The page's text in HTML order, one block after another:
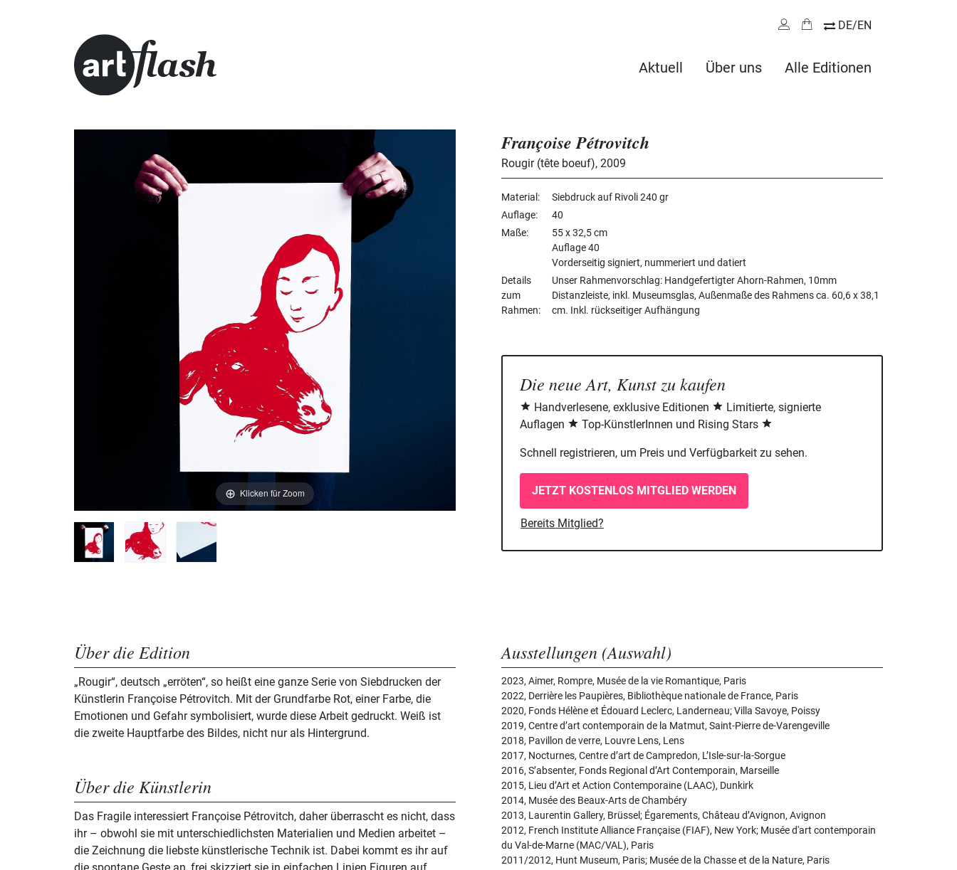
DE/EN
Aktuell Über uns Alle Editionen
Klicken für Zoom
Françoise Pétrovitch
Rougir (tête boeuf), 2009
Material
Siebdruck auf Rivoli 240 gr
Auflage
40
Maße
55 x 32,5 cm
Auflage 40
Vorderseitig signiert, nummeriert und datiert
Details
zum
Rahmen
Unser Rahmenvorschlag: Handgefertigter Ahorn-Rahmen, 10mm
Distanzleiste, inkl. Museumsglas, Außenmaße des Rahmens ca. 60,6 x 38,1
cm. Inkl. rückseitiger Aufhängung
Die neue Art, Kunst zu kaufen
Handverlesene, exklusive Editionen
Limitierte, signierte
Auflagen
Top-KünstlerInnen und Rising Stars
Schnell registrieren, um Preis und Verfügbarkeit zu sehen.
JETZT KOSTENLOS MITGLIED WERDEN
Bereits Mitglied?
Über die Edition
„Rougir“, deutsch „erröten“, so heißt eine ganze Serie von Siebdrucken der
Künstlerin Françoise Pétrovitch. Mit der Grundfarbe Rot, einer Farbe, die
Emotionen und Gefahr symbolisiert, wurde diese Arbeit gedruckt. Weiß ist
die zweite Hauptfarbe des Bildes, nicht nur als Hintergrund.
Über die Künstlerin
Das Fragile interessiert Françoise Pétrovitch, daher überrascht es nicht, dass
ihr – obwohl sie mit unterschiedlichsten Materialien und Medien arbeitet –
die Zeichnung die liebste künstlerische Technik ist. Dabei kommt es ihr auf
die spontane Geste an, frei skizziert sie in einfachen Linien Figuren auf
Ausstellungen (Auswahl)
2023, Aimer, Rompre, Musée de la vie Romantique, Paris
2022, Derrière les Paupières, Bibliothèque nationale de France, Paris
2020, Fonds Hélène et Édouard Leclerc, Landerneau; Villa Savoye, Poissy
2019, Centre d’art contemporain de la Matmut, Saint-Pierre de-Varengeville
2018, Pavillon de verre, Louvre Lens, Lens
2017, Nocturnes, Centre d’art de Campredon, L’Isle-sur-la-Sorgue
2016, S’absenter, Fonds Regional d’Art Contemporain, Marseille
2015, Lieu d’Art et Action Contemporaine (LAAC), Dunkirk
2014, Musée des Beaux-Arts de Chambéry
2013, Laurentin Gallery, Brüssel; Égarements, Château d’Avignon, Avignon
2012, French Institute Alliance Française (FIAF), New York; Musée d'art contemporain
du Val-de-Marne (MAC/VAL), Paris
2011/2012, Hunt Museum, Paris; Musée de la Chasse et de la Nature, Paris